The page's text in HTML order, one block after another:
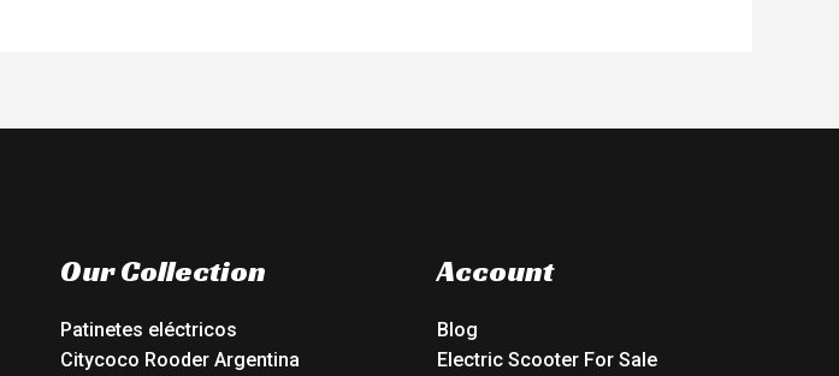
Our Collection
Patinetes eléctricos
Citycoco Rooder Argentina
Account
Blog
Electric Scooter For Sale